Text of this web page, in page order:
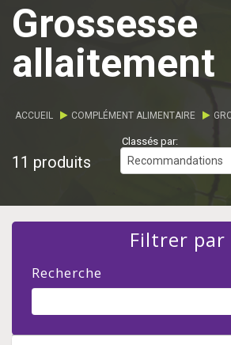
Grossesse
allaitement
ACCUEIL COMPLÉMENT ALIMENTAIRE
11 produits
Classés par:
Recommandations
Filtrer par
Recherche